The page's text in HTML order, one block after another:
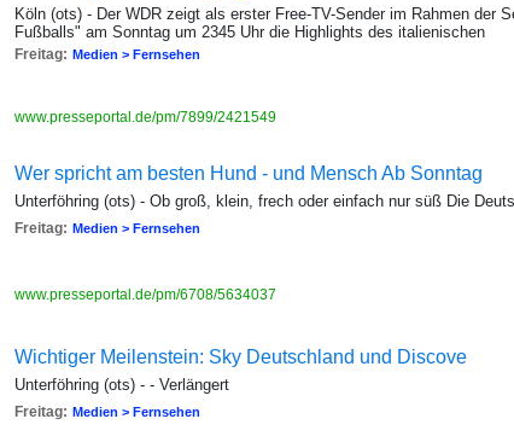
Köln (ots) - Der WDR zeigt als erster Free-TV-Sender im Rahmen der
Fußballs" am Sonntag um 2345 Uhr die Highlights des italienischen
Freitag: Medien > Fernsehen
www.presseportal.de/pm/7899/2421549
Wer spricht am besten Hund - und Mensch Ab Sonntag
Unterföhring (ots) - Ob groß, klein, frech oder einfach nur süß Die
Freitag: Medien > Fernsehen
www.presseportal.de/pm/6708/5634037
Wichtiger Meilenstein: Sky Deutschland und Discove
Unterföhring (ots) - - Verlängert
Freitag: Medien > Fernsehen